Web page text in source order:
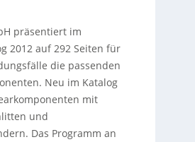
präsentiert im
2012 auf 292 Seiten für
die passenden
Neu im Katalog
mit
und
Das Programm an